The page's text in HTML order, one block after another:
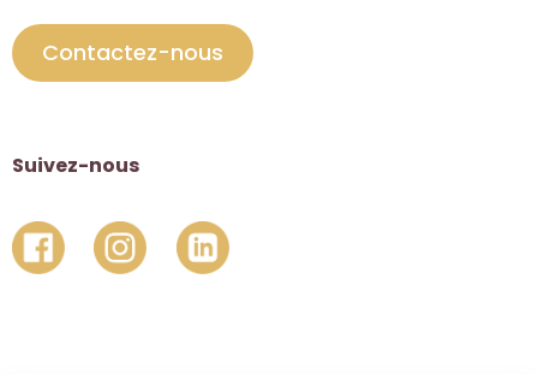
Contactez-nous
Suivez-nous